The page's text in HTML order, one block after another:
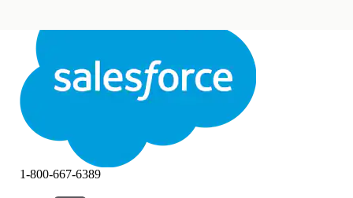
Schließen
1-800-667-6389